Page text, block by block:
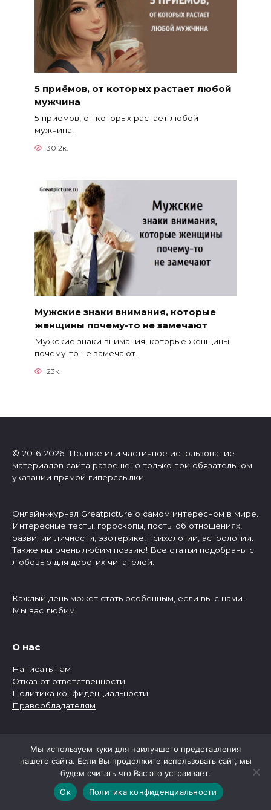
5 приёмов, от которых растает любой
мужчина
5 приёмов, от которых растает любой
мужчина.
30.2к.
Мужские знаки внимания, которые
женщины почему-то не замечают
Мужские знаки внимания, которые женщины
почему-то не замечают.
23к.
© 2016-2026 Полное или частичное использование
материалов сайта разрешено только при обязательном
указании прямой гиперссылки.
Онлайн-журнал Greatpicture о самом интересном в мире.
Интересные тесты, гороскопы, посты об отношениях,
развитии личности, эзотерике, психологии, астрологии.
Также мы очень любим поэзию! Все статьи подобраны с
любовью для дорогих читателей.
Каждый день может стать особенным, если вы с нами.
Мы вас любим!
О нас
Написать нам
Отказ от ответственности
Политика конфиденциальности
Правообладателям
Рубрики
Мы используем куки для наилучшего представления
нашего сайта. Если Вы продолжите использовать сайт, мы
будем считать что Вас это устраивает.
Ок
Политика конфиденциальности